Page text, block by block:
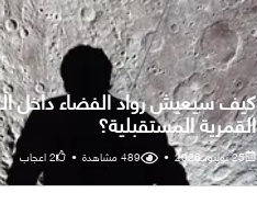
كيف سيعيش رواد الفضاء داخل
القمرية المستقبلية؟
25 يوليو، 2026 •
489مشاهدة •
2اعجاب